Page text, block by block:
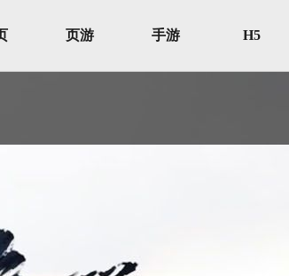
页游 手游 H5